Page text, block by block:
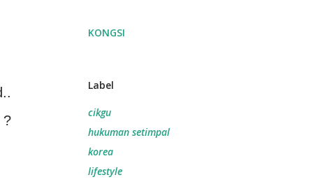
?
KONGSI
Label
cikgu
hukuman setimpal
korea
lifestyle